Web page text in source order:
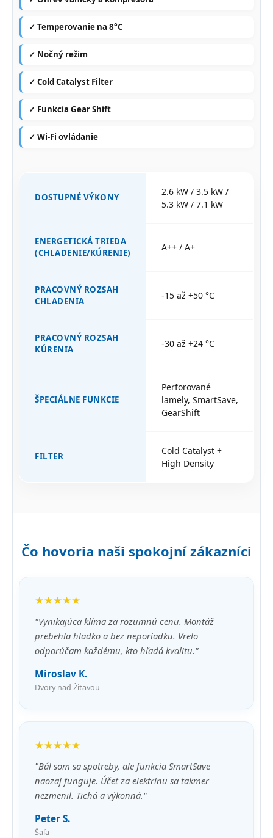
✓ Temperovanie na 8°C
✓ Nočný režim
✓ Cold Catalyst Filter
✓ Funkcia Gear Shift
✓ Wi-Fi ovládanie
DOSTUPNÉ VÝKONY
2.6 kW / 3.5 kW /
5.3 kW / 7.1 kW
ENERGETICKÁ TRIEDA
(CHLADENIE/KÚRENIE)
A++ / A+
PRACOVNÝ ROZSAH
CHLADENIA
-15 až +50 °C
PRACOVNÝ ROZSAH
KÚRENIA
-30 až +24 °C
ŠPECIÁLNE FUNKCIE
Perforované
lamely, SmartSave,
GearShift
FILTER
Cold Catalyst +
High Density
Čo hovoria naši spokojní zákazníci
★★★★★
"Vynikajúca klíma za rozumnú cenu. Montáž
prebehla hladko a bez neporiadku. Vrelo
odporúčam každému, kto hľadá kvalitu."
Miroslav K.
Dvory nad Žitavou
★★★★★
"Bál som sa spotreby, ale funkcia SmartSave
naozaj funguje. Účet za elektrinu sa takmer
nezmenil. Tichá a výkonná."
Peter S.
Šaľa